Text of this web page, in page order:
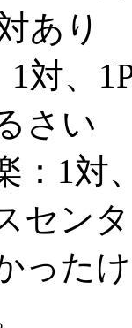
あり
1対、
さい
：1対
セン
った